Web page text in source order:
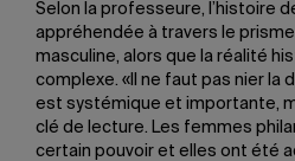
Selon la professeure, l’histoire
appréhendée à travers le
masculine, alors que la réalité
complexe. «Il ne faut pas nier la
est systémique et importante,
clé de lecture. Les femmes
certain pouvoir et elles ont été